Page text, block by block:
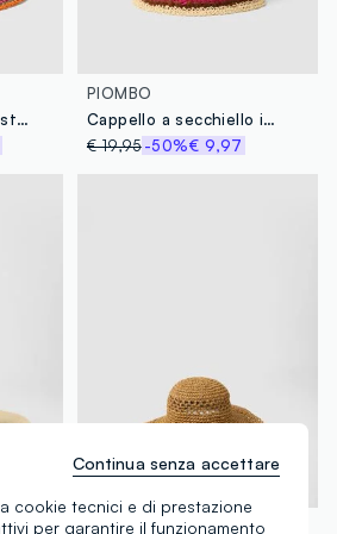
Cappello cloche in misto carta multicolor regular fit
PIOMBO
Cappello a secchiello in misto tessuto carta e cotone multicolor
€ 19,95 -50%€ 9,97
PIOMBO
cookie tecnici e di prestazione
per garantire il funzionamento
Continua senza accettare